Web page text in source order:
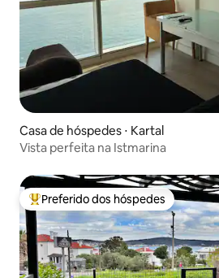
Casa de hóspedes ⋅ Kartal
Vista perfeita na Istmarina
Entre os melhores preferidos dos
Preferido dos hóspedes